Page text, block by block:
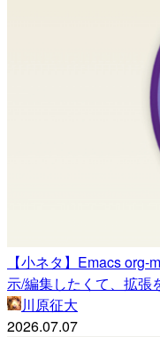
【小ネタ】Emacs
示/編集したくて、拡張
川原征大
2026.07.07